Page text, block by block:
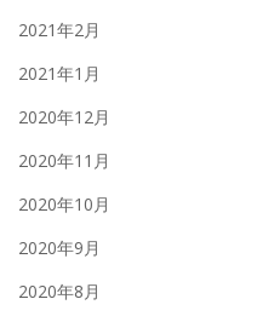
2021年2月
2021年1月
2020年12月
2020年11月
2020年10月
2020年9月
2020年8月